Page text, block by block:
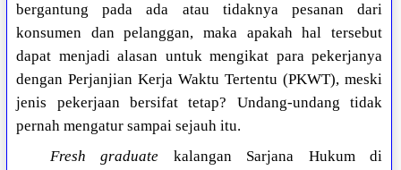
bergantung pada ada atau tidaknya pesanan dari
konsumen dan pelanggan, maka apakah hal tersebut
dapat menjadi alasan untuk mengikat para pekerjanya
dengan Perjanjian Kerja Waktu Tertentu (PKWT), meski
jenis pekerjaan bersifat tetap? Undang-undang tidak
pernah mengatur sampai sejauh itu.
Fresh graduate kalangan Sarjana Hukum di